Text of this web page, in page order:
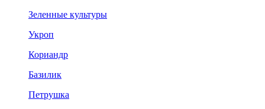
Зеленные культуры
Укроп
Кориандр
Базилик
Петрушка